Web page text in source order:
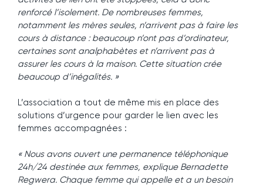
renforcé l’isolement. De nombreuses femmes,
notamment les mères seules, n’arrivent pas à faire les
cours à distance : beaucoup n’ont pas d’ordinateur,
certaines sont analphabètes et n’arrivent pas à
assurer les cours à la maison. Cette situation crée
beaucoup d’inégalités. »
L’association a tout de même mis en place des
solutions d’urgence pour garder le lien avec les
femmes accompagnées :
« Nous avons ouvert une permanence téléphonique
24h/24 destinée aux femmes, explique Bernadette
Regwera. Chaque femme qui appelle et a un besoin